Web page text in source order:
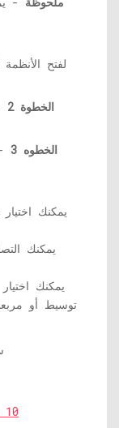
لفتح الأنظمة
الخطوة 2
الخطوه 3
يمكنك
يمكنك
يمكنك
توسيط أو